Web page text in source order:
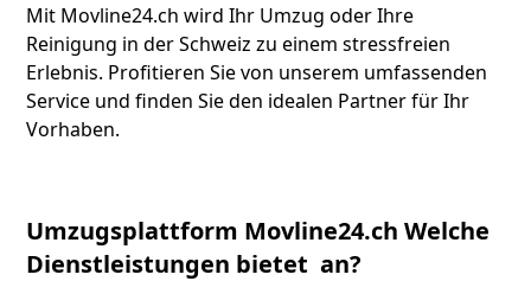
Mit Movline24.ch wird Ihr Umzug oder Ihre
Reinigung in der Schweiz zu einem stressfreien
Erlebnis. Profitieren Sie von unserem umfassenden
Service und finden Sie den idealen Partner für Ihr
Vorhaben.
Umzugsplattform Movline24.ch Welche
Dienstleistungen bietet an?